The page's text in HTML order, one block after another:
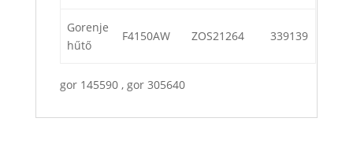
Gorenje
hűtő
F4150AW ZOS21264 339139
gor 145590 , gor 305640